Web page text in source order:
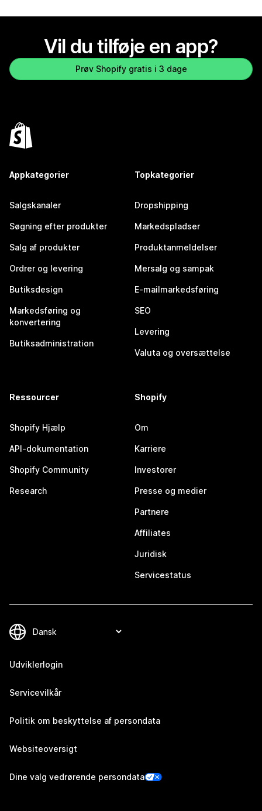
Vil du tilføje en app?
Prøv Shopify gratis i 3 dage
Appkategorier
Salgskanaler
Søgning efter produkter
Salg af produkter
Ordrer og levering
Butiksdesign
Markedsføring og
konvertering
Butiksadministration
Topkategorier
Dropshipping
Markedspladser
Produktanmeldelser
Mersalg og sampak
E-mailmarkedsføring
SEO
Levering
Valuta og oversættelse
Ressourcer
Shopify Hjælp
API-dokumentation
Shopify Community
Research
Shopify
Om
Karriere
Investorer
Presse og medier
Partnere
Affiliates
Juridisk
Servicestatus
Udviklerlogin
Servicevilkår
Politik om beskyttelse af persondata
Websiteoversigt
Dine valg vedrørende persondata